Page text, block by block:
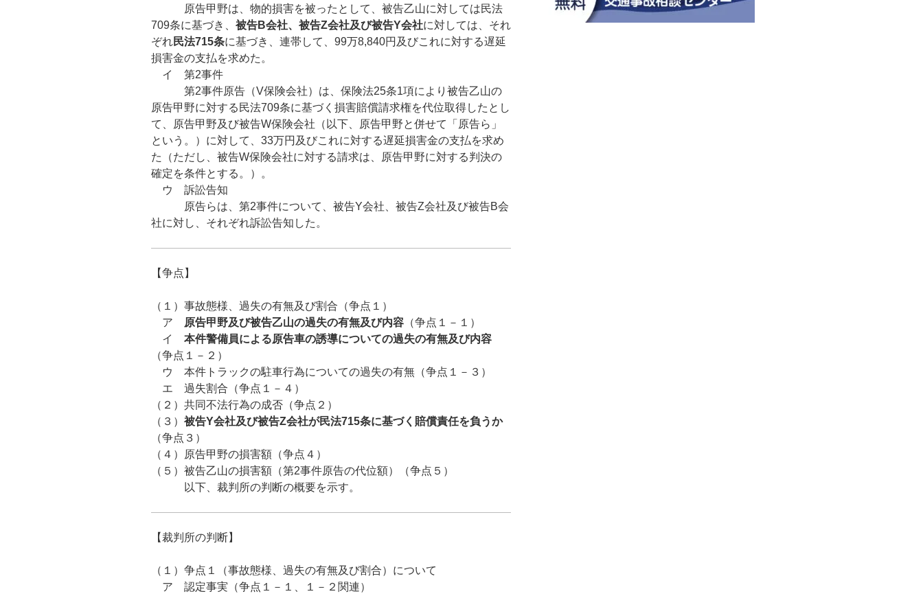
原告甲野は、物的損害を被ったとして、被告乙山に対しては民法
709条に基づき、 被告B会社、被告Z会社及び被告Y会社に対しては、それ
ぞれ民法715条に基づき、連帯して、99万8,840円及びこれに対する遅延
損害金の支払を求めた。
イ 第2事件
第2事件原告（V保険会社）は、保険法25条1項により被告乙山の
原告甲野に対する民法709条に基づく損害賠償請求権を代位取得したとし
て、原告甲野及び被告W保険会社（以下、原告甲野と併せて「原告ら」
という。）に対して、33万円及びこれに対する遅延損害金の支払を求め
た（ただし、被告W保険会社に対する請求は、原告甲野に対する判決の
確定を条件とする。）。
ウ 訴訟告知
原告らは、第2事件について、被告Y会社、被告Z会社及び被告B会
社に対し、それぞれ訴訟告知した。
【争点】
（１）事故態様、過失の有無及び割合（争点１）
ア
原告甲野及び被告乙山の過失の有無及び内容 （争点１－１）
イ 本件警備員による原告車の誘導についての過失の有無及び内容
（争点１－２）
ウ 本件トラックの駐車行為についての過失の有無（争点１－３）
エ 過失割合（争点１－４）
（２）共同不法行為の成否（争点２）
（３） 被告Y会社及び被告Z会社が民法715条に基づく賠償責任を負うか
（争点３）
（４）原告甲野の損害額（争点４）
（５）被告乙山の損害額（第2事件原告の代位額）（争点５）
以下、裁判所の判断の概要を示す。
【裁判所の判断】
（１）争点１（事故態様、過失の有無及び割合）について
ア 認定事実（争点１－１、１－２関連）